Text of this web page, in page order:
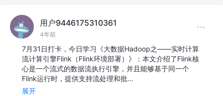
用户9446175310361
4年前
7月31日打卡，今日学习《大数据Hadoop之——实时计算
流计算引擎Flink（Flink环境部署）》：本文介绍了Flink核
心是一个流式的数据流执行引擎，并且能够基于同一个
Flink运行时，提供支持流处理和批…
展开